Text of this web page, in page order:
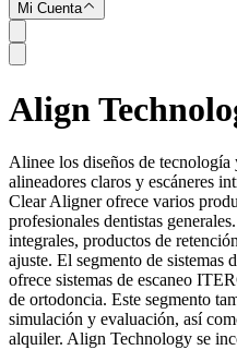
Mi Cuenta
SC
Align
Alinee los diseños de
alineadores claros y escáneres
Clear Aligner ofrece varios
profesionales dentistas
integrales, productos de
ajuste. El segmento de
ofrece sistemas de escaneo
de ortodoncia. Este segmento
simulación y evaluación, así
alquiler. Align Technology se